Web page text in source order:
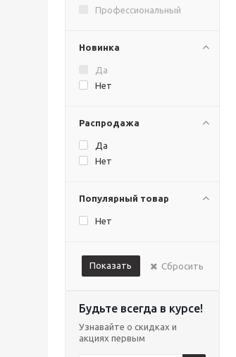
Профессиональный
Новинка
Да
Нет
Распродажа
Да
Нет
Популярный товар
Нет
Показать Сбросить
Будьте всегда в курсе!
Узнавайте о скидках и
акциях первым